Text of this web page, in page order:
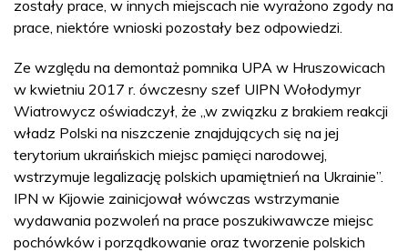
zostały prace, w innych miejscach nie wyrażono zgody na
prace, niektóre wnioski pozostały bez odpowiedzi.
Ze względu na demontaż pomnika UPA w Hruszowicach
w kwietniu 2017 r. ówczesny szef UIPN Wołodymyr
Wiatrowycz oświadczył, że „w związku z brakiem reakcji
władz Polski na niszczenie znajdujących się na jej
terytorium ukraińskich miejsc pamięci narodowej,
wstrzymuje legalizację polskich upamiętnień na Ukrainie”.
IPN w Kijowie zainicjował wówczas wstrzymanie
wydawania pozwoleń na prace poszukiwawcze miejsc
pochówków i porządkowanie oraz tworzenie polskich